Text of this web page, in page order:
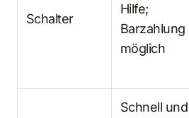
Schalter
Hilfe;
Barzahlung
möglich
Schnell und